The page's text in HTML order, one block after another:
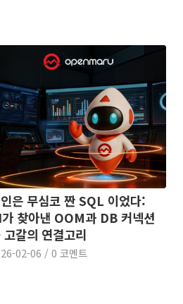
은 무심코 짠 SQL 이었다:
찾아낸 OOM과 DB 커넥션
고갈의 연결고리
02-06 / 0 코멘트